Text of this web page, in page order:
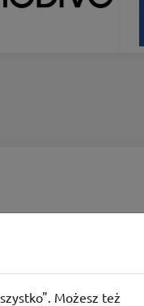
Możesz też